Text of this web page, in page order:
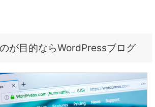
が目的ならWordPressブログ